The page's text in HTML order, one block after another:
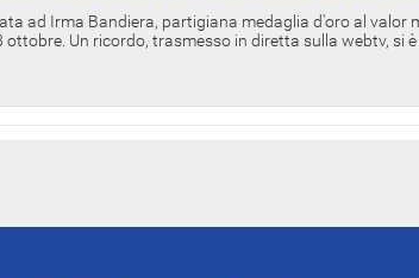
ad Irma Bandiera, partigiana medaglia d'oro al valor
ottobre. Un ricordo, trasmesso in diretta sulla webtv, si